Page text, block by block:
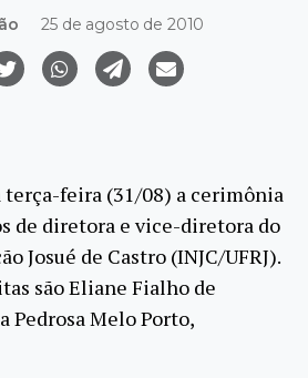
25 de agosto de 2010
terça-feira (31/08) a cerimônia
de diretora e vice-diretora do
Josué de Castro (INJC/UFRJ).
são Eliane Fialho de
Pedrosa Melo Porto,